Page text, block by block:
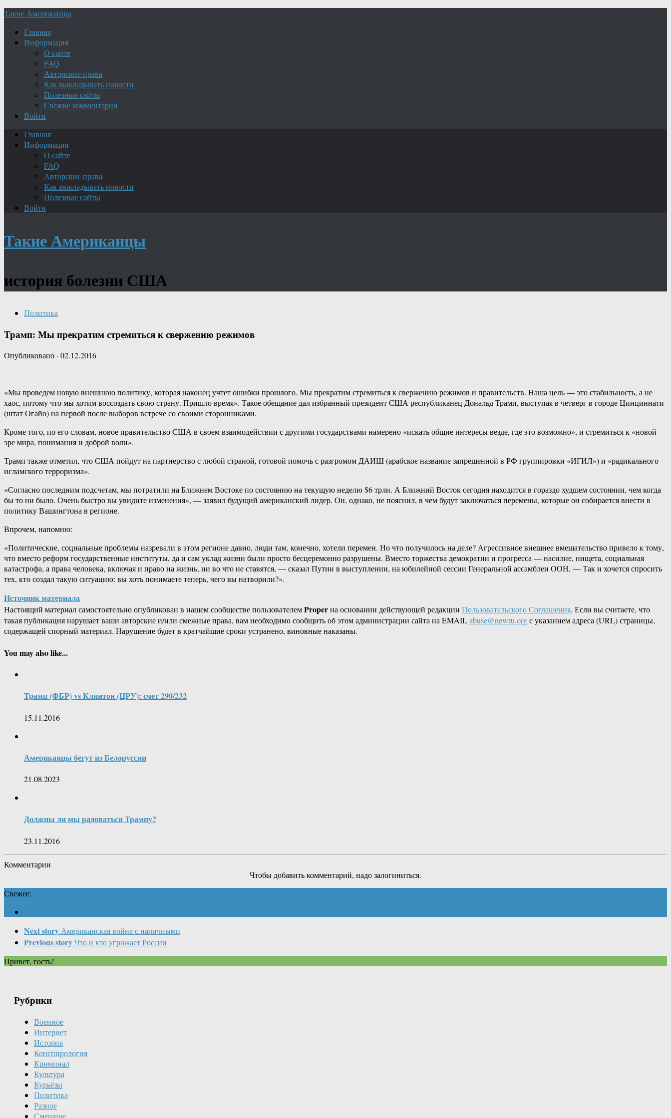
Такие Американцы
Главная
Информация
О сайте
FAQ
Авторские права
Как выкладывать новости
Полезные сайты
Свежие комментарии
Войти
Главная
Информация
О сайте
FAQ
Авторские права
Как выкладывать новости
Полезные сайты
Войти
Такие Американцы
история болезни США
Политика
Трамп: Мы прекратим стремиться к свержению режимов
Опубликовано · 02.12.2016
«Мы проведем новую внешнюю политику, которая наконец учтет ошибки прошлого. Мы прекратим стремиться к свержению режимов и правительств. Наша цель — это стабильность, а не
хаос, потому что мы хотим воссоздать свою страну. Пришло время». Такое обещание дал избранный президент США республиканец Дональд Трамп, выступая в четверг в городе Цинциннати
(штат Огайо) на первой после выборов встрече со своими сторонниками.
Кроме того, по его словам, новое правительство США в своем взаимодействии с другими государствами намерено «искать общие интересы везде, где это возможно», и стремиться к «новой
эре мира, понимания и доброй воли».
Трамп также отметил, что США пойдут на партнерство с любой страной, готовой помочь с разгромом ДАИШ (арабское название запрещенной в РФ группировки «ИГИЛ») и «радикального
исламского терроризма».
«Согласно последним подсчетам, мы потратили на Ближнем Востоке по состоянию на текущую неделю $6 трлн. А Ближний Восток сегодня находится в гораздо худшем состоянии, чем когда
бы то ни было. Очень быстро вы увидите изменения», — заявил будущий американский лидер. Он, однако, не пояснил, в чем будут заключаться перемены, которые он собирается внести в
политику Вашингтона в регионе.
Впрочем, напомню:
«Политические, социальные проблемы назревали в этом регионе давно, люди там, конечно, хотели перемен. Но что получилось на деле? Агрессивное внешнее вмешательство привело к тому,
что вместо реформ государственные институты, да и сам уклад жизни были просто бесцеремонно разрушены. Вместо торжества демократии и прогресса — насилие, нищета, социальная
катастрофа, а права человека, включая и право на жизнь, ни во что не ставятся, — сказал Путин в выступлении, на юбилейной сессии Генеральной ассамблеи ООН, — Так и хочется спросить
тех, кто создал такую ситуацию: вы хоть понимаете теперь, чего вы натворили?».
Источник материала
Настоящий материал самостоятельно опубликован в нашем сообществе пользователемProperна основании действующей редакции Пользовательского Соглашения. Если вы считаете, что
такая публикация нарушает ваши авторские и/или смежные права, вам необходимо сообщить об этом администрации сайта на EMAILabuse@newru.orgс указанием адреса (URL) страницы,
содержащей спорный материал. Нарушение будет в кратчайшие сроки устранено, виновные наказаны.
You may also like...
Трамп (ФБР) vs Клинтон (ЦРУ): счет 290/232
15.11.2016
Американцы бегут из Белоруссии
21.08.2023
Должны ли мы радоваться Трампу?
23.11.2016
Комментарии
Чтобы добавить комментарий, надо залогиниться.
Свежее:
Next story Американская война с наличными
Previous storyЧто и кто угрожает России
Привет, гость!
Рубрики
Военное
Интернет
История
Конспирология
Криминал
Культура
Курьёзы
Политика
Разное
Смешное